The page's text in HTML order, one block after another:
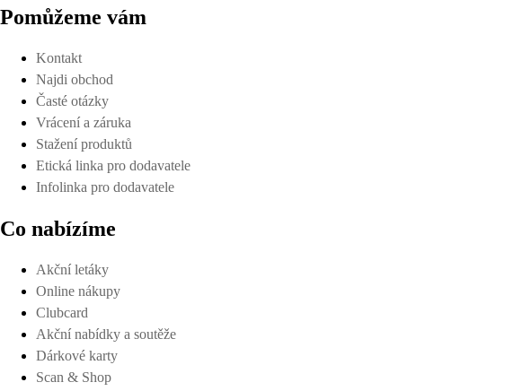
Pomůžeme vám
Kontakt
Najdi obchod
Časté otázky
Vrácení a záruka
Stažení produktů
Etická linka pro dodavatele
Infolinka pro dodavatele
Co nabízíme
Akční letáky
Online nákupy
Clubcard
Akční nabídky a soutěže
Dárkové karty
Scan & Shop